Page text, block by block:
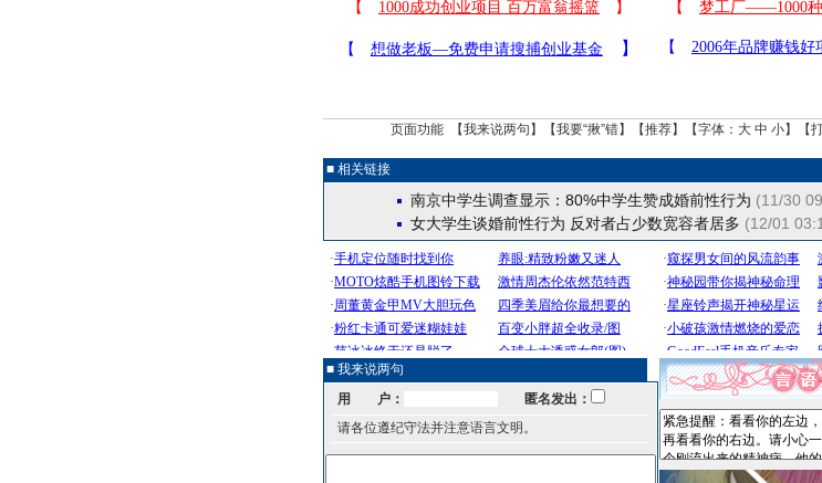
页面功能 【我来说两句 】【我要“揪”错】【推荐】【字体： 大 中 小】【
■ 相关链接
南京中学生调查显示：80%中学生赞成婚前性行为 (11/30
女大学生谈婚前性行为 反对者占少数宽容者居多 (12/01
■ 我来说两句
用 户：
匿名发出：
请各位遵纪守法并注意语言文明。